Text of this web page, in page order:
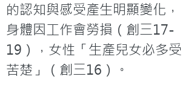
的認知與感受產生明顯變化，
身體因工作會勞損（創三17-
19），女性「生產兒女必多受
苦楚」（創三16）。